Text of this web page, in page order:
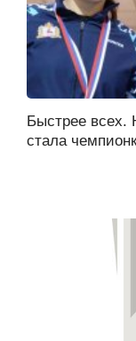
Быстрее всех.
стала